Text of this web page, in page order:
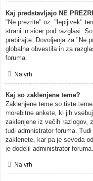
Kaj predstavljajo NE
"Ne prezrite" oz. "lepljivek"
strani in sicer pod razglasi.
prebirajte. Dovoljenja za "Ne
globalna obvestila in za
foruma.
Na vrh
Kaj so zaklenjene teme?
Zaklenjene teme so tiste
morebitne ankete, ki jih
zaklenjene iz večih razlogov,
tudi admnistrator foruma.
zaklenete, kar pa je seveda
je dodelil administrator foruma.
Na vrh